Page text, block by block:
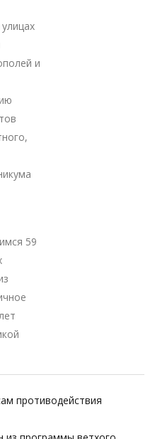
и
59
противодействия